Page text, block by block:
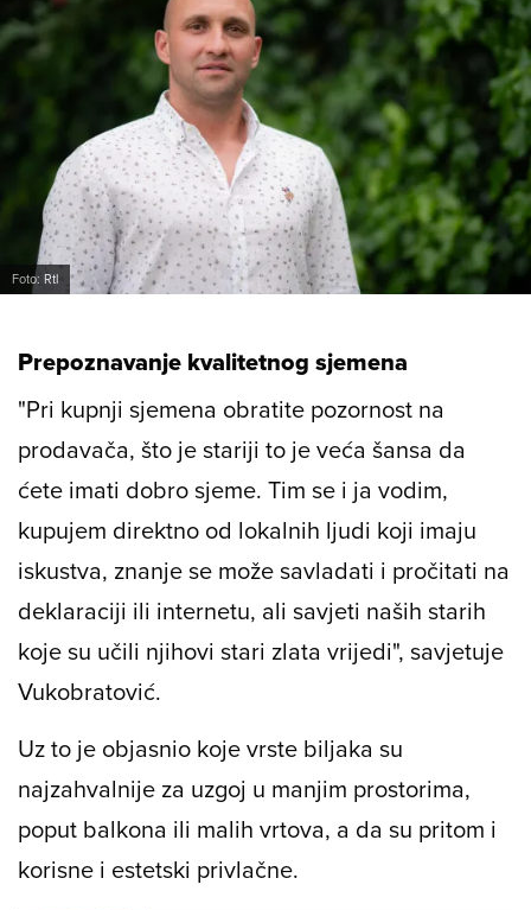
Foto: Rtl
Prepoznavanje kvalitetnog sjemena
"Pri kupnji sjemena obratite pozornost na
prodavača, što je stariji to je veća šansa da
ćete imati dobro sjeme. Tim se i ja vodim,
kupujem direktno od lokalnih ljudi koji imaju
iskustva, znanje se može savladati i pročitati na
deklaraciji ili internetu, ali savjeti naših starih
koje su učili njihovi stari zlata vrijedi", savjetuje
Vukobratović.
Uz to je objasnio koje vrste biljaka su
najzahvalnije za uzgoj u manjim prostorima,
poput balkona ili malih vrtova, a da su pritom i
korisne i estetski privlačne.